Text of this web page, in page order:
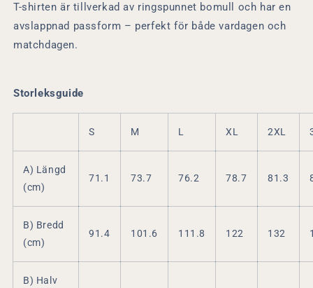
T-shirten är tillverkad av ringspunnet bomull och har en
avslappnad passform – perfekt för både vardagen och
matchdagen.
Storleksguide
S M L XL 2XL
A) Längd
(cm)
71.1 73.7 76.2 78.7 81.3
B) Bredd
(cm)
91.4 101.6 111.8 122 132
B) Halv